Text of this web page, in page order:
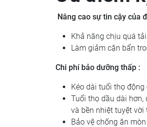
Nâng cao sự tin cậy của
Khả năng chịu quá
Làm giảm cặn bẩn
Chi phí bảo dưỡng thấp :
Kéo dài tuổi thọ
Tuổi thọ dầu dài hơn,
và bền nhiệt tuyệt
Bảo vệ chống ăn